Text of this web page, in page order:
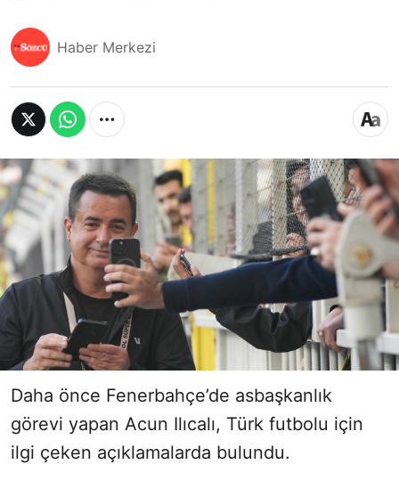
Haber Merkezi
Daha önce Fenerbahçe’de asbaşkanlık
görevi yapan Acun Ilıcalı, Türk futbolu için
ilgi çeken açıklamalarda bulundu.